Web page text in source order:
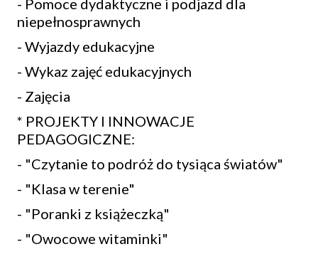
- Pomoce dydaktyczne i podjazd dla
niepełnosprawnych
- Wyjazdy edukacyjne
- Wykaz zajęć edukacyjnych
- Zajęcia
* PROJEKTY I INNOWACJE
PEDAGOGICZNE:
- "Czytanie to podróż do tysiąca światów"
- "Klasa w terenie"
- "Poranki z książeczką"
- "Owocowe witaminki"